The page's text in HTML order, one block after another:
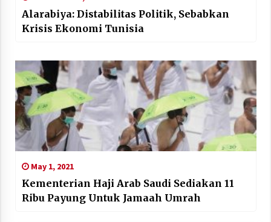
Alarabiya: Distabilitas Politik, Sebabkan
Krisis Ekonomi Tunisia
May 1, 2021
Kementerian Haji Arab Saudi Sediakan 11
Ribu Payung Untuk Jamaah Umrah